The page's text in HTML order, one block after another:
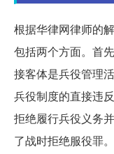
根据华律网律师的
包括两个方面。首
接客体是兵役管理
兵役制度的直接违
拒绝履行兵役义务
了战时拒绝服役罪。